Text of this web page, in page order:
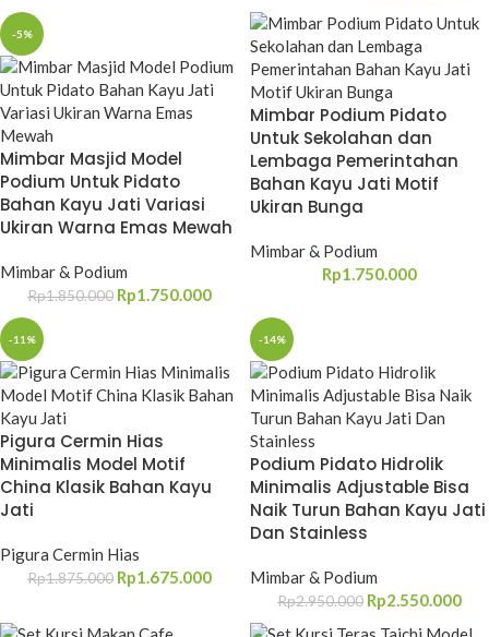
-5%
Mimbar Masjid Model
Podium Untuk Pidato
Bahan Kayu Jati Variasi
Ukiran Warna Emas Mewah
Mimbar & Podium
Rp1.850.000 Rp1.750.000
Mimbar Podium Pidato
Untuk Sekolahan dan
Lembaga Pemerintahan
Bahan Kayu Jati Motif
Ukiran Bunga
Mimbar & Podium
Rp1.750.000
-11%
Pigura Cermin Hias
Minimalis Model Motif
China Klasik Bahan Kayu
Jati
Pigura Cermin Hias
Rp1.875.000 Rp1.675.000
-14%
Podium Pidato Hidrolik
Minimalis Adjustable Bisa
Naik Turun Bahan Kayu Jati
Dan Stainless
Mimbar & Podium
Rp2.950.000 Rp2.550.000